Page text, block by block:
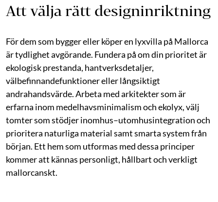
Att välja rätt designinriktning
För dem som bygger eller köper en lyxvilla på Mallorca
är tydlighet avgörande. Fundera på om din prioritet är
ekologisk prestanda, hantverksdetaljer,
välbefinnandefunktioner eller långsiktigt
andrahandsvärde. Arbeta med arkitekter som är
erfarna inom medelhavsminimalism och ekolyx, välj
tomter som stödjer inomhus–utomhusintegration och
prioritera naturliga material samt smarta system från
början. Ett hem som utformas med dessa principer
kommer att kännas personligt, hållbart och verkligt
mallorcanskt.